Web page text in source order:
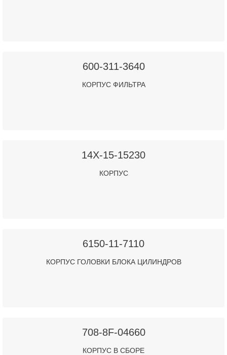
600-311-3640
КОРПУС ФИЛЬТРА
14X-15-15230
КОРПУС
6150-11-7110
КОРПУС ГОЛОВКИ БЛОКА ЦИЛИНДРОВ
708-8F-04660
КОРПУС В СБОРЕ